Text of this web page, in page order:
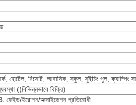
হোটেল, রিসোর্ট, আবাসিক, স্কুল, সুইমিং পুল, ক্যাম্পিং
((বিভিন্নভাবে বিক্রি)
B. ফেইড/ইরোশন/অক্সাইডেশন প্রতিরোধী